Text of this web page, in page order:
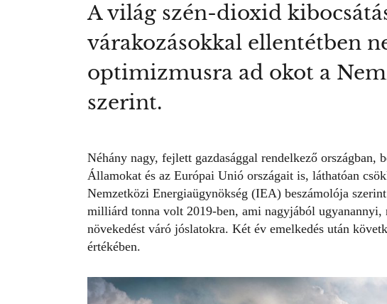
A világ szén-dioxid
várakozásokkal ellentétben
optimizmusra ad okot a
szerint.
Néhány nagy, fejlett gazdasággal rendelkező országban,
Államokat és az Európai Unió országait is, láthatóan
Nemzetközi Energiaügynökség (IEA) beszámolója
milliárd tonna volt 2019-ben, ami nagyjából ugyanannyi,
növekedést váró jóslatokra. Két év emelkedés után
értékében.